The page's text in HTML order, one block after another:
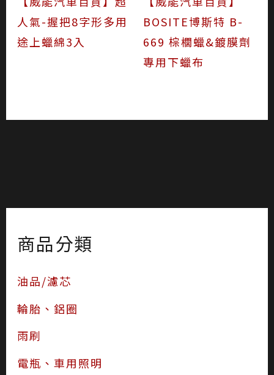
商品分類
油品/濾芯
輪胎、鋁圈
雨刷
電瓶、車用照明
人氣-握把8字形多用
途上蠟綿3入
BOSITE博斯特 B-
669 棕櫚蠟&鍍膜劑
專用下蠟布